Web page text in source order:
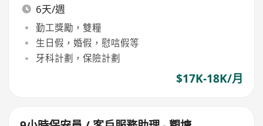
6天/週
勤工獎勵，雙糧
生日假，婚假，慰唁假等
牙科計劃，保險計劃
$17K-18K/月